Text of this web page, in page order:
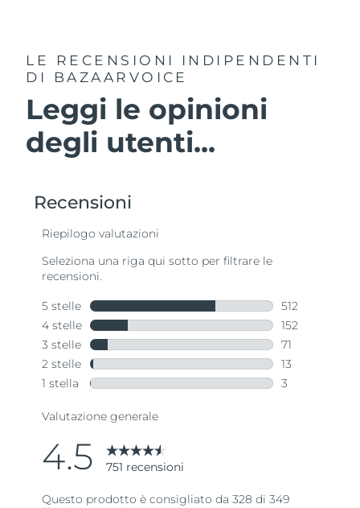
LE RECENSIONI INDIPENDENTI
DI BAZAARVOICE
Leggi le opinioni
degli utenti...